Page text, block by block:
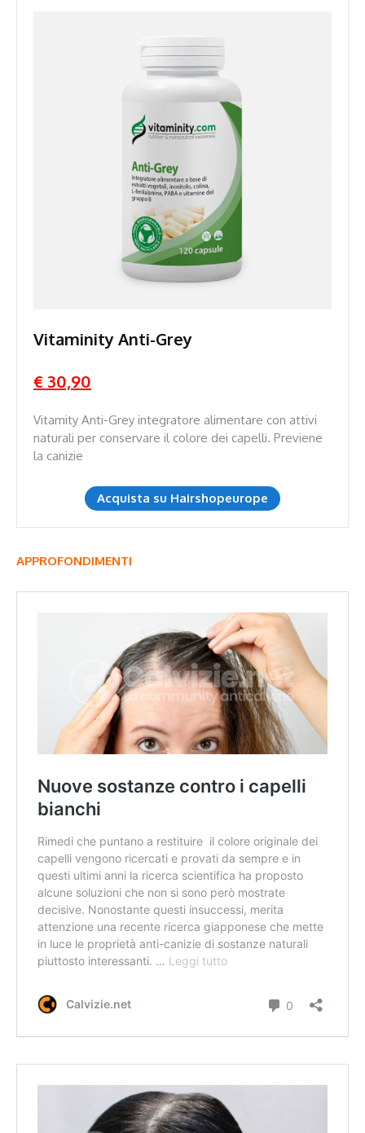
Vitaminity Anti-Grey
€ 30,90
Vitamity Anti-Grey integratore alimentare con attivi
naturali per conservare il colore dei capelli. Previene
la canizie
Acquista su Hairshopeurope
APPROFONDIMENTI